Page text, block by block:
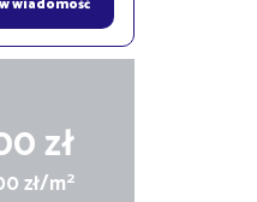
wiadomość
zł
zł/m2